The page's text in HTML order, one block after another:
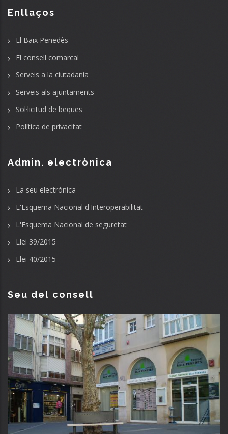
Enllaços
El Baix Penedès
El consell comarcal
Serveis a la ciutadania
Serveis als ajuntaments
Sol·licitud de beques
Política de privacitat
Admin. electrònica
La seu electrònica
L'Esquema Nacional d'Interoperabilitat
L'Esquema Nacional de seguretat
Llei 39/2015
Llei 40/2015
Seu del consell